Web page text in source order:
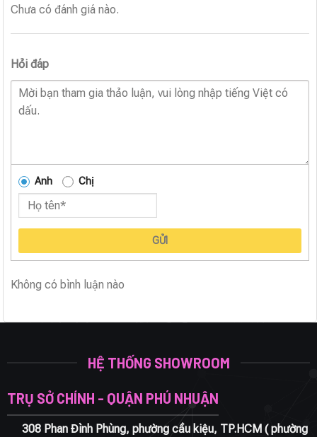
Chưa có đánh giá nào.
Hỏi đáp
Anh Chị
GỬI
Không có bình luận nào
HỆ THỐNG SHOWROOM
TRỤ SỞ CHÍNH - QUẬN PHÚ NHUẬN
308 Phan Đình Phùng, phường cầu kiệu, TP.HCM ( phường